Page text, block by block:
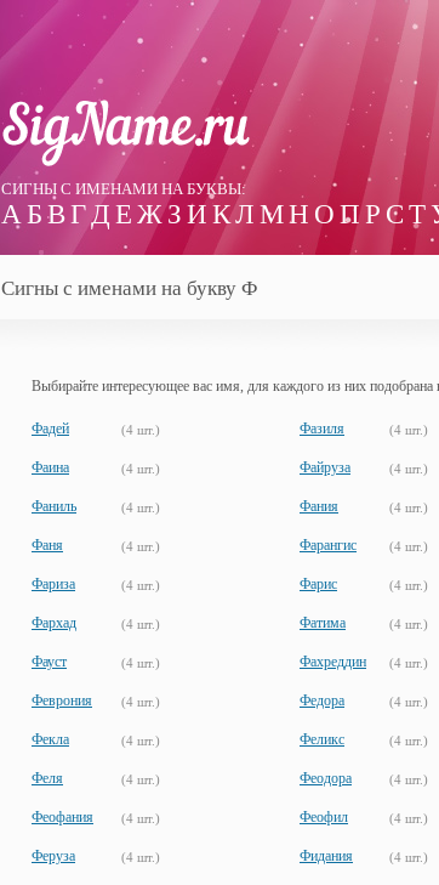
СИГНЫ С ИМЕНАМИ НА БУКВЫ:
АБ ВГД Е Ж З И КЛ МН О ПР С Т
Сигны с именами на букву Ф
Выбирайте интересующее вас имя, для каждого из них подобрана
Фадей (4 шт.) Фазиля (4 шт.)
Фаина (4 шт.) Файруза (4 шт.)
Фаниль (4 шт.) Фания (4 шт.)
Фаня (4 шт.) Фарангис (4 шт.)
Фариза (4 шт.) Фарис (4 шт.)
Фархад (4 шт.) Фатима (4 шт.)
Фауст (4 шт.) Фахреддин (4 шт.)
Феврония (4 шт.) Федора (4 шт.)
Фекла (4 шт.) Феликс (4 шт.)
Феля (4 шт.) Феодора (4 шт.)
Феофания (4 шт.) Феофил (4 шт.)
Феруза (4 шт.) Фидания (4 шт.)